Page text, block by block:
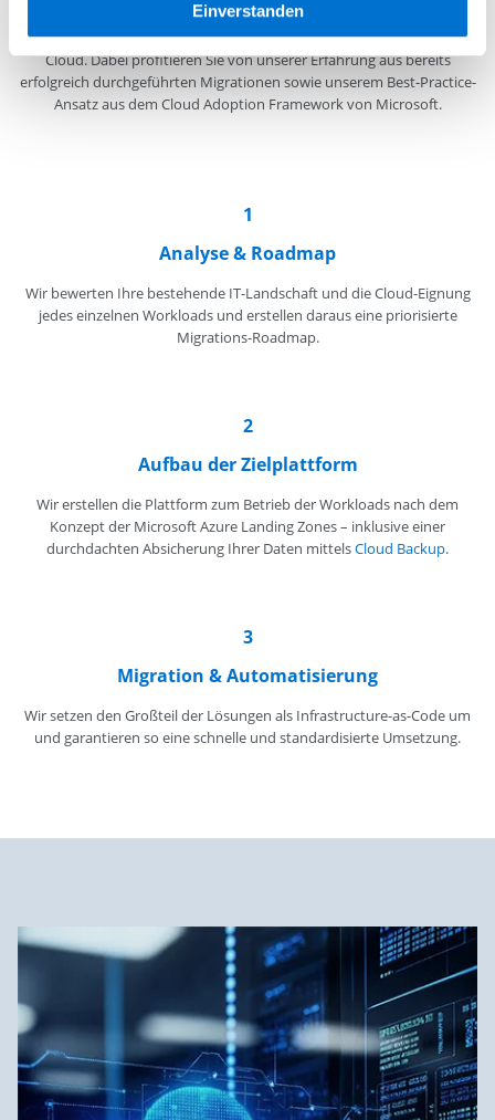
Einverstanden
analysieren wir die bestehende IT-Infrastruktur
Unternehmens understellen eine Roadmapfür Ihren Weg in die
Cloud. Dabei profitieren Sie von unserer Erfahrung aus bereits
erfolgreich durchgeführten Migrationen sowie unserem Best-Practice-
Ansatz aus dem Cloud Adoption Framework von Microsoft.
1
Analyse & Roadmap
Wir bewerten Ihre bestehende IT-Landschaft und die Cloud-Eignung
jedes einzelnen Workloads und erstellen daraus eine priorisierte
Migrations-Roadmap.
2
Aufbau der Zielplattform
Wir erstellen die Plattform zum Betrieb der Workloads nach dem
Konzept der Microsoft Azure Landing Zones – inklusive einer
durchdachten Absicherung Ihrer Daten mittelsCloud Backup.
3
Migration & Automatisierung
Wir setzen den Großteil der Lösungen als Infrastructure-as-Code um
und garantieren so eine schnelle und standardisierte Umsetzung.